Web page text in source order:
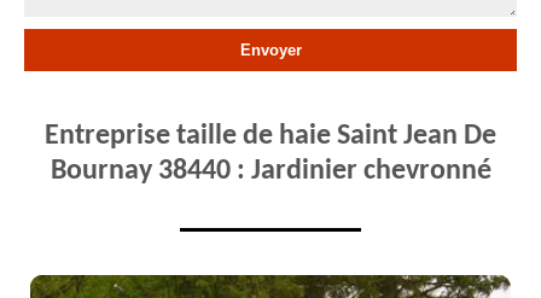
Entreprise taille de haie Saint Jean De
Bournay 38440 : Jardinier chevronné